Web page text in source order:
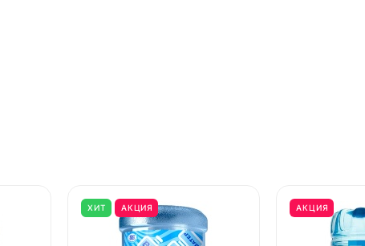
ХИТ АКЦИЯ АКЦИЯ